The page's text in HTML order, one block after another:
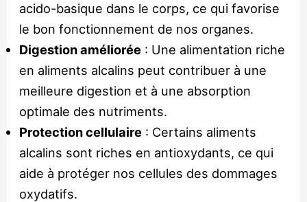
acido-basique dans le corps, ce qui favorise
le bon fonctionnement de nos organes.
Digestion améliorée : Une alimentation riche
en aliments alcalins peut contribuer à une
meilleure digestion et à une absorption
optimale des nutriments.
Protection cellulaire : Certains aliments
alcalins sont riches en antioxydants, ce qui
aide à protéger nos cellules des dommages
oxydatifs.